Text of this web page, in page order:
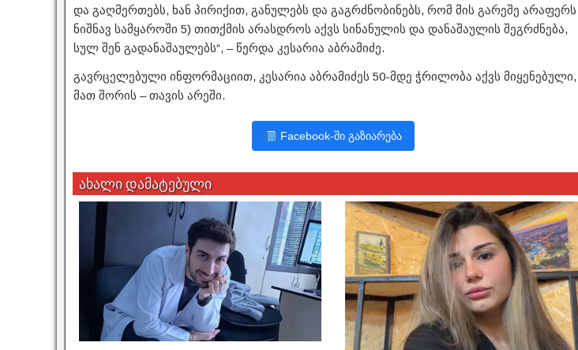
და გაღმერთებს, ხან პირიქით, განულებს და გაგრძნობინებს, რომ მის გარეშე არაფერს
ნიშნავ სამყაროში 5) თითქმის არასდროს აქვს სინანულის და დანაშაულის შეგრძნება,
სულ შენ გადანაშაულებს“, – წერდა კესარია აბრამიძე.
გავრცელებული ინფორმაციით, კესარია აბრამიძეს 50-მდე ჭრილობა აქვს მიყენებული,
მათ შორის – თავის არეში.
Facebook-ში გაზიარება
ახალი დამატებული